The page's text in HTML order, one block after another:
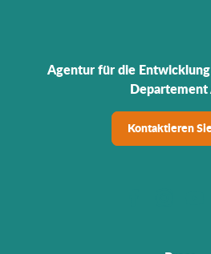
Agentur für die
Departement
Kontaktieren